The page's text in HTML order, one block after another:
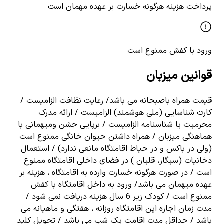
پرداخت هزینه هرگونه خسارت بر عهده مهمان است
ورود با کفش ممنوع است
قوانین میزبان
قیمت همراه باصبحانه می باشد/ رعایت نظافت الزامیست /
کارت شناسایی (ملی هوشمند) الزامیست / ارائه مدرک
محرمیت یا شناسنامه الزامیست / برپایی جشن ومیهمانی با
هماهنگی میزبان / همراه داشتن حیوان خانگی ممنوع است
(ولی در باکس و در حیاط اقامتگاه مانعی ندارد) / استعمال
دخانیات (سیگار، قلیان ) در فضای داخلی اقامتگاه ممنوع
است / در صورت هرگونه خسارت وارده به اقامتگاه ، هزینه بر
عهده میهمان می باشد/ ورود به داخل اقامتگاه با کفش
ممنوع است / کودک زیر 6 سال هزینه دریافت نمی شود /
مدت زمان اجاره این اقامتگاه روزانه ، هفتگی و ماهیانه می
باشد / حداقل مدت اقامت یک شب می باشد / تحویل کلید